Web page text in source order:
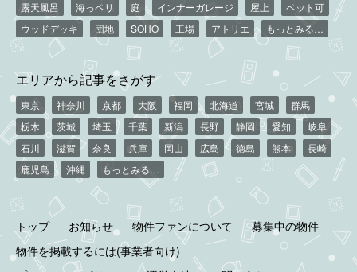
露天風呂
海っペリ 庭 インナーガレージ 屋上
ペット可
ウッドデッキ
団地 SOHO 工場 アトリエ もっとみる…
エリアから記事をさがす
東京 神奈川 京都 大阪 福岡 北海道 宮城
群馬
栃木
茨城 埼玉 千葉 新潟 長野 静岡 愛知
岐阜
石川
滋賀 奈良 兵庫 岡山 広島 徳島 熊本
長崎
鹿児島
沖縄 もっとみる…
トップ お知らせ 物件ファンについて
募集中の物件
物件を掲載するには(事業者向け)